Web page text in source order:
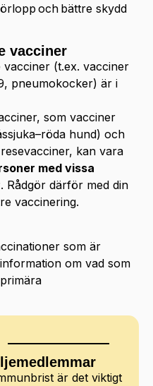
och bättre skydd
vacciner
vacciner (t.ex. vacciner
pneumokocker) är i
som vacciner
hund) och
kan vara
med vissa
. Rådgör därför med din
vaccinering.
som är
om vad som
är det viktigt